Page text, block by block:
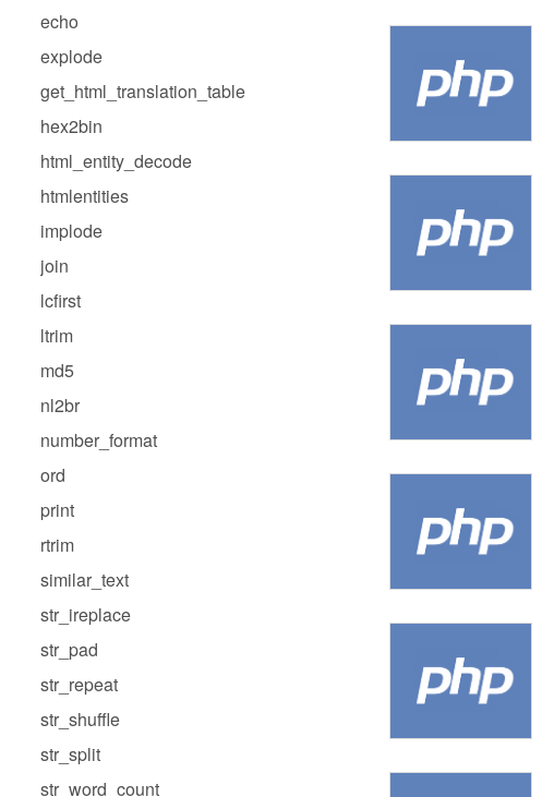
echo
explode
get_html_translation_table
hex2bin
html_entity_decode
htmlentities
implode
join
lcfirst
ltrim
md5
nl2br
number_format
ord
print
rtrim
similar_text
str_ireplace
str_pad
str_repeat
str_shuffle
str_split
str_word_count